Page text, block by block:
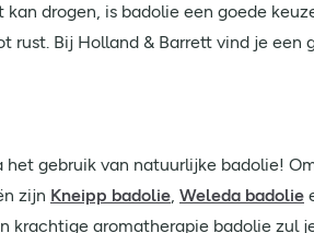
drogen, is badolie een goede
rust. Bij Holland & Barrett vind je een
gebruik van natuurlijke badolie!
zijn Kneipp badolie, Weleda badolie
krachtige aromatherapie badolie zul